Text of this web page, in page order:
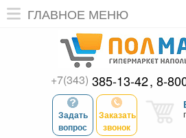
ГЛАВНОЕ МЕНЮ
+7(343) 385-13-42 8-
Задать
вопрос
Заказать
звонок